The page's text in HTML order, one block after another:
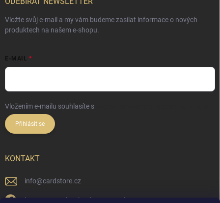
Vložte svůj e-mail a my vám budeme zasílat informace o nových
produktech na našem e-shopu.
E-MAIL
Vložením e-mailu souhlasíte s
Přihlásit se
KONTAKT
info@cardstore.cz
https://www.facebook.com/cardstorecz